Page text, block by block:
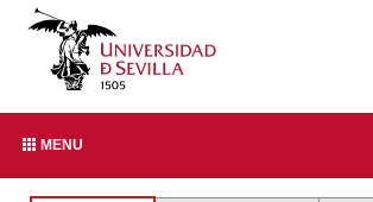
MENU